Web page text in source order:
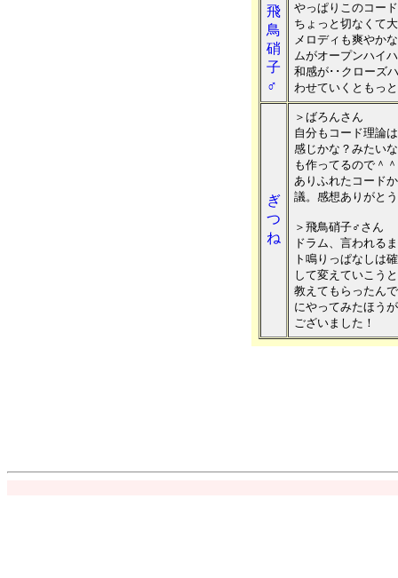
飛
鳥
硝
子
♂
やっぱりこのコー
ちょっと切なくて
メロディも爽やか
ムがオープンハイ
和感が･･クローズ
わせていくともっ
ぎ
つ
ね
＞ばろんさん
自分もコード理論
感じかな？みたい
も作ってるので＾
ありふれたコード
議。感想ありがと
＞飛鳥硝子♂さん
ドラム、言われる
ト鳴りっぱなしは
して変えていこう
教えてもらったん
にやってみたほう
ございました！